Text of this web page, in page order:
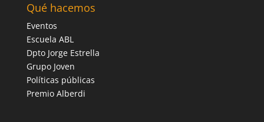
Qué hacemos
Eventos
Escuela ABL
Dpto Jorge Estrella
Grupo Joven
Políticas públicas
Premio Alberdi